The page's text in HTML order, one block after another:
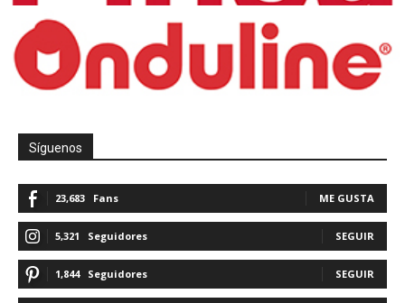
Síguenos
23,683 Fans ME GUSTA
5,321 Seguidores SEGUIR
1,844 Seguidores SEGUIR